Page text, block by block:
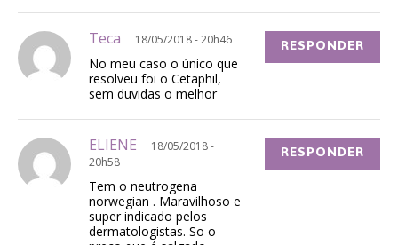
Teca 18/05/2018 - 20h46
No meu caso o único que
resolveu foi o Cetaphil,
sem duvidas o melhor
RESPONDER
ELIENE
18/05/2018 -
20h58
Tem o neutrogena
norwegian . Maravilhoso e
super indicado pelos
dermatologistas. So o
RESPONDER